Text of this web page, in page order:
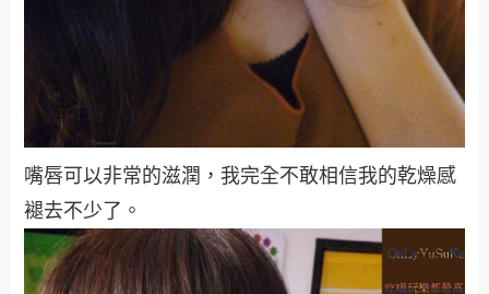
嘴唇可以非常的滋潤，我完全不敢相信我的乾燥感
褪去不少了。